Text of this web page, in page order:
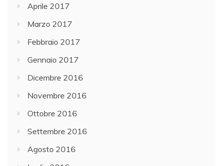
Aprile 2017
Marzo 2017
Febbraio 2017
Gennaio 2017
Dicembre 2016
Novembre 2016
Ottobre 2016
Settembre 2016
Agosto 2016